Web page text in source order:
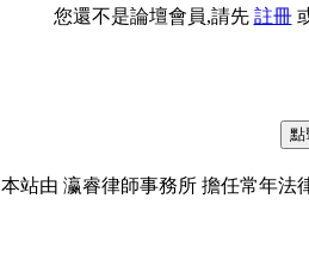
您還不是論壇會員,請先 註冊
本站由 瀛睿律師事務所 擔任常年法